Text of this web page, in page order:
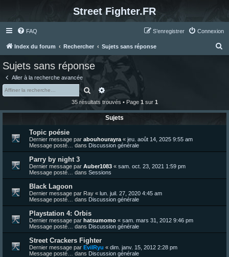
Street Fighter.FR
FAQ Connexion
S’enregistrer
Index du forum Rechercher Sujets sans réponse
Sujets sans réponse
Aller à la recherche avancée
RechercherRecherche avancée
35 résultats trouvés • Page 1 sur 1
Sujets
Topic poésie
Dernier message par abouhourayra « jeu. août 14, 2025 9:55 am
Message posté… dans Discussion générale
Parry by night 3
Dernier message par Auber1083 « sam. oct. 23, 2021 1:59 pm
Message posté… dans Sessions
Black Lagoon
Dernier message par Ray « lun. juil. 27, 2020 4:45 am
Message posté… dans Discussion générale
Playstation 4: Orbis
Dernier message par hatsumomo « sam. mars 31, 2012 9:46 pm
Message posté… dans Discussion générale
Street Crackers Fighter
Dernier message par EvilRyu « dim. janv. 15, 2012 2:28 pm
Message posté… dans Discussion générale